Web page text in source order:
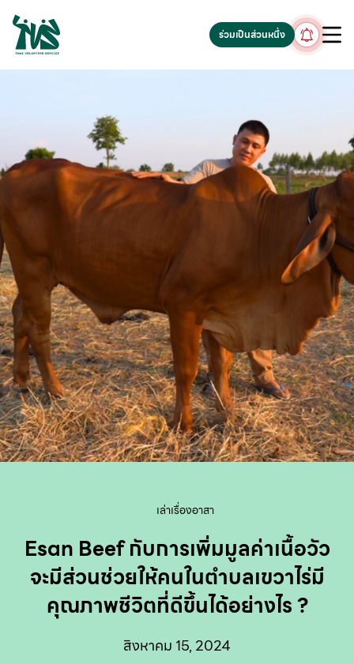
gv-5iuoxpem74qfjw.dv.googlehosted.com
ร่วมเป็นส่วนหนึ่ง
เล่าเรื่องอาสา
Esan Beef กับการเพิ่มมูลค่าเนื้อวัว
จะมีส่วนช่วยให้คนในตำบลเขวาไร่มี
คุณภาพชีวิตที่ดีขึ้นได้อย่างไร ?
สิงหาคม 15, 2024